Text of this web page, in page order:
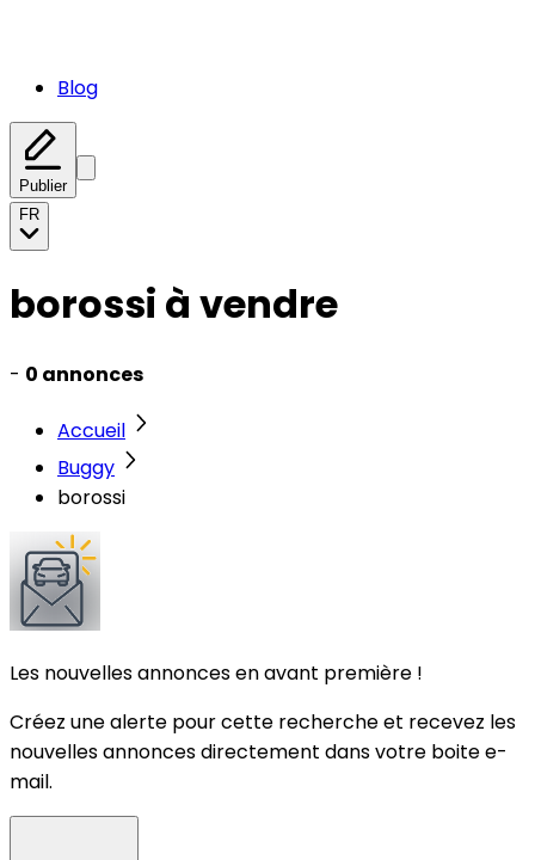
Blog
Publier
FR
borossi à vendre
- 0 annonces
Accueil
Buggy
borossi
Les nouvelles annonces en avant première !
Créez une alerte pour cette recherche et recevez les
nouvelles annonces directement dans votre boite e-
mail.